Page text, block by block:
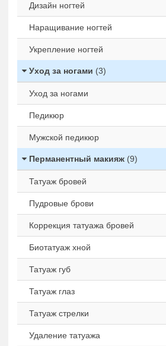
Дизайн ногтей
Наращивание ногтей
Укрепление ногтей
Уход за ногами (3)
Уход за ногами
Педикюр
Мужской педикюр
Перманентный макияж (9)
Татуаж бровей
Пудровые брови
Коррекция татуажа бровей
Биотатуаж хной
Татуаж губ
Татуаж глаз
Татуаж стрелки
Удаление татуажа